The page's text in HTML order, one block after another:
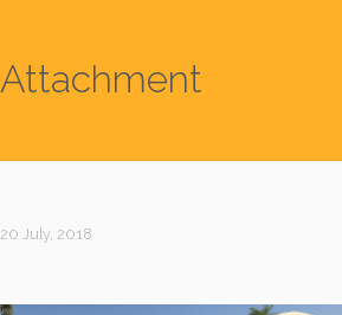
Attachment
20 July, 2018